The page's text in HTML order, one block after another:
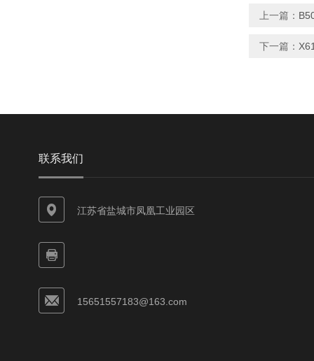
上一篇：
下一篇：
联系我们
江苏省盐城市凤凰工业园区
15651557183@163.com